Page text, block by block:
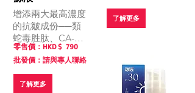
增添兩大最高濃度
的抗皺成份──類
蛇毒胜肽、CA-肌
肽, 並結合最強濃
縮成分＂膠原蛋白
+ α- 葡聚糖 ”，一
次達成＂提拉＂＋
零售價：HKD $ 790
批發價：請與專人聯絡
了解更多
透肌。
了解更多